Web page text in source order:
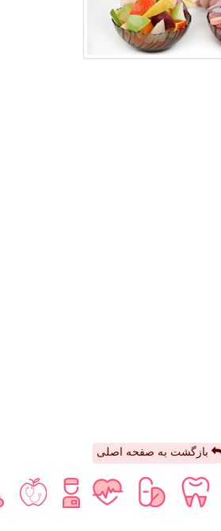
بازگشت به صفحه اصلی